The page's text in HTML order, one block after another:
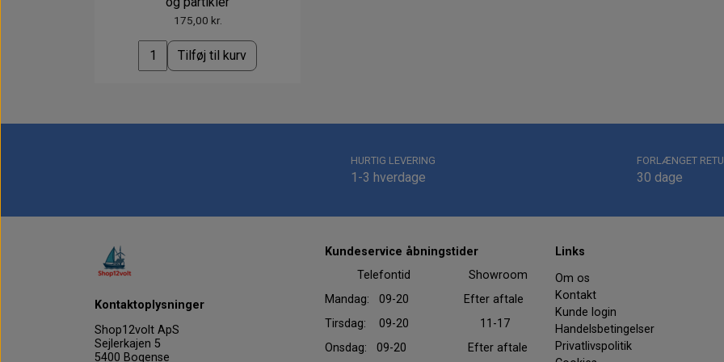
175,00 kr.
Tilføj til kurv
HURTIG LEVERING
1-3 hverdage
FORLÆNGET
30 dage
Kontaktoplysninger
Shop12volt ApS
Sejlerkajen 5
5400 Bogense
Kundeservice åbningstider
Telefontid Showroom
Mandag: 09-20 Efter aftale
Tirsdag: 09-20 11-17
Onsdag: 09-20 Efter aftale
Links
Om os
Kontakt
Kunde login
Handelsbetingelser
Privatlivspolitik